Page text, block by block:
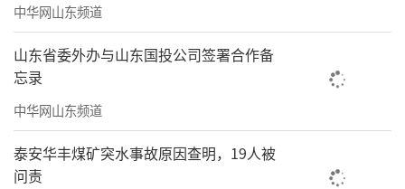
值得一提的是，《意见》还提出，主动服
务融入全国统一大市场，推动“非禁即入”普
遍落实；开展要素市场化配置改革试点；健全
招标投标、政府采购等公共资源交易平台体
系。激发经营主体活力，实施国企改革深化提
升行动；完善促进民营经济发展的政策保障和
中华网山东频道
山东省委外办与山东国投公司签署合作备
忘录
中华网山东频道
泰安华丰煤矿突水事故原因查明，19人被
问责